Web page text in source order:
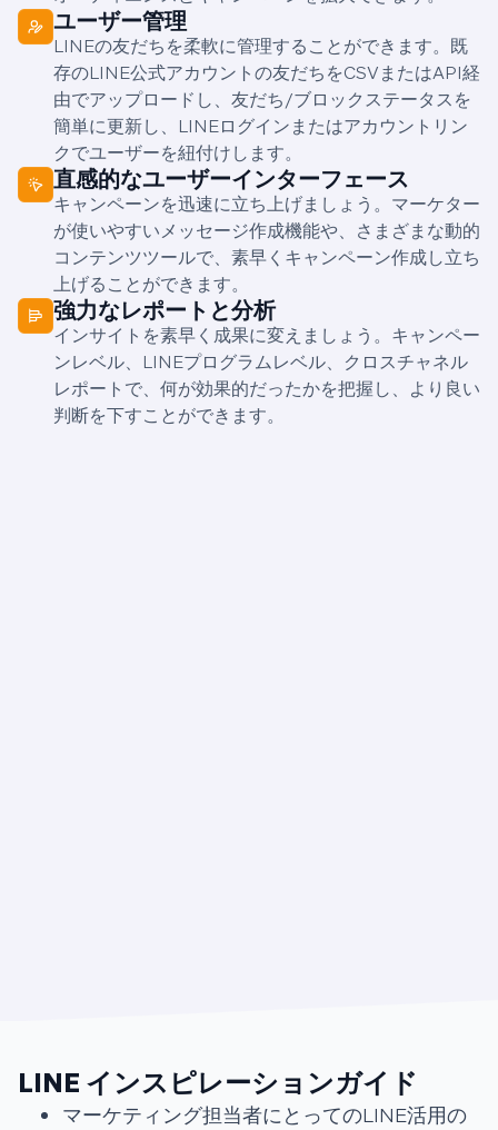
ユーザー管理
LINEの友だちを柔軟に管理することができます。既
存のLINE公式アカウントの友だちをCSVまたはAPI経
由でアップロードし、友だち/ブロックステータスを
簡単に更新し、LINEログインまたはアカウントリン
クでユーザーを紐付けします。
直感的なユーザーインターフェース
キャンペーンを迅速に立ち上げましょう。マーケター
が使いやすいメッセージ作成機能や、さまざまな動的
コンテンツツールで、素早くキャンペーン作成し立ち
上げることができます。
強力なレポートと分析
インサイトを素早く成果に変えましょう。キャンペー
ンレベル、LINEプログラムレベル、クロスチャネル
レポートで、何が効果的だったかを把握し、より良い
判断を下すことができます。
LINE インスピレーションガイド
マーケティング担当者にとってのLINE活用の